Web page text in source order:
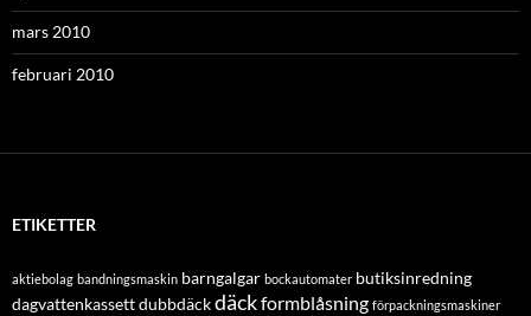
mars 2010
februari 2010
ETIKETTER
aktiebolag bandningsmaskin barngalgar bockautomater butiksinredning
dagvattenkassettdubbdäckdäckformblåsning förpackningsmaskiner